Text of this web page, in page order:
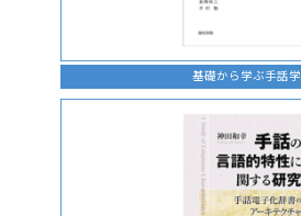
基礎から学ぶ手話学